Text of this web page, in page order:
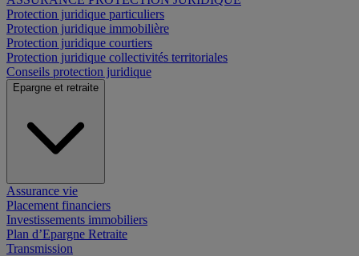
Protection juridique particuliers
Protection juridique immobilière
Protection juridique courtiers
Protection juridique collectivités territoriales
Conseils protection juridique
Epargne et retraite
Assurance vie
Placement financiers
Investissements immobiliers
Plan d’Epargne Retraite
Transmission